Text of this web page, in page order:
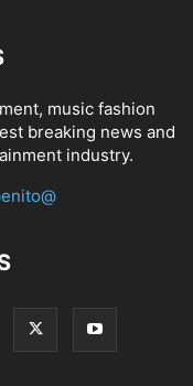
music fashion
breaking news and
industry.